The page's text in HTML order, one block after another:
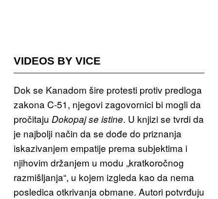
VIDEOS BY VICE
Dok se Kanadom šire protesti protiv predloga
zakona C-51, njegovi zagovornici bi mogli da
pročitaju Dokopaj se istine. U knjizi se tvrdi da
je najbolji način da se dođe do priznanja
iskazivanjem empatije prema subjektima i
njihovim držanjem u modu „kratkoročnog
razmišljanja“, u kojem izgleda kao da nema
posledica otkrivanja obmane. Autori potvrđuju